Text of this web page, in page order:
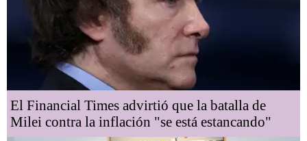
El Financial Times advirtió que la batalla de
Milei contra la inflación "se está estancando"